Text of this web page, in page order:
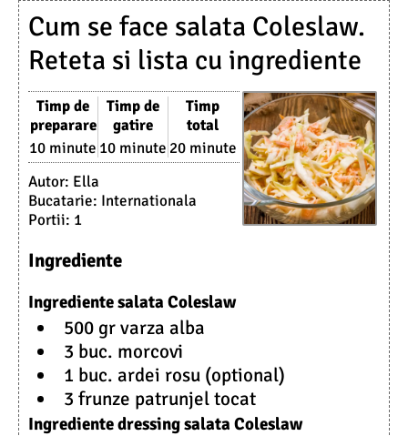
Cum se face salata Coleslaw.
Reteta si lista cu ingrediente
Timp de
preparare
10 minute
Timp de
gatire
10 minute
Timp
total
20 minute
Autor: Ella
Bucatarie: Internationala
Portii: 1
Ingrediente
Ingrediente salata Coleslaw
500 gr varza alba
3 buc. morcovi
1 buc. ardei rosu (optional)
3 frunze patrunjel tocat
Ingrediente dressing salata Coleslaw